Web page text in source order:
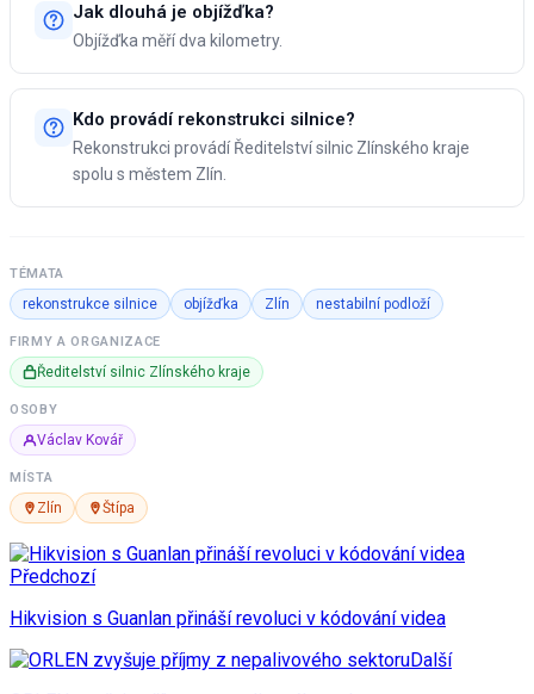
Jak dlouhá je objížďka?
Objížďka měří dva kilometry.
Kdo provádí rekonstrukci silnice?
Rekonstrukci provádí Ředitelství silnic Zlínského kraje
spolu s městem Zlín.
TÉMATA
rekonstrukce silnice objížďka Zlín nestabilní podloží
FIRMY A ORGANIZACE
Ředitelství silnic Zlínského kraje
OSOBY
Václav Kovář
MÍSTA
Zlín Štípa
Předchozí
Hikvision s Guanlan přináší revoluci v kódování videa
Další